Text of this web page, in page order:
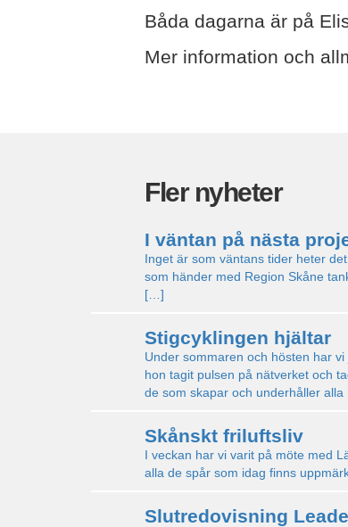
Båda dagarna är på
Mer information och
Fler nyheter
I väntan på nästa
Inget är som väntans tider heter
som händer med Region Skåne
[…]
Stigcyklingen hjältar
Under sommaren och hösten har
hon tagit pulsen på nätverket och
de som skapar och underhåller
Skånskt friluftsliv
I veckan har vi varit på möte med
alla de spår som idag finns
Slutredovisning